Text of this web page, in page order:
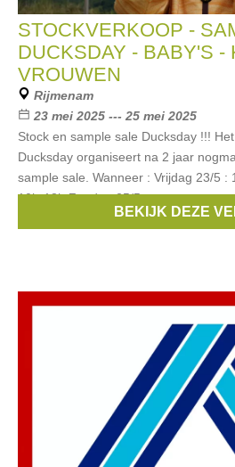
STOCKVERKOOP -
DUCKSDAY - BABY'S -
VROUWEN
Rijmenam
23 mei 2025 --- 25 mei 2025
Stock en sample sale Ducksday !!!
Ducksday organiseert na 2 jaar
sample sale. Wanneer : Vrijdag 23/5 :
10h-18h Zondag 25/5 :
DucKsday
BEKIJK DEZE